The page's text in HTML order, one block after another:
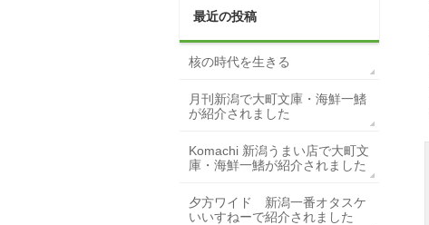
最近の投稿
核の時代を生きる
月刊新潟で大町文庫・海鮮一鰭
が紹介されました
Komachi 新潟うまい店で大町文
庫・海鮮一鰭が紹介されました
夕方ワイド 新潟一番オタスケ
いいすねーで紹介されました